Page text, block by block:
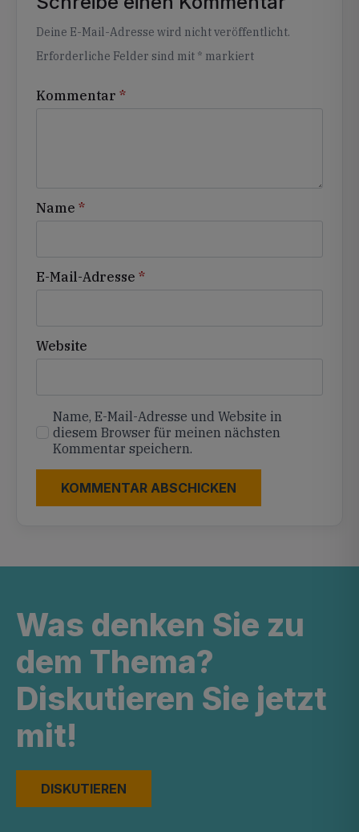
Deine E-Mail-Adresse wird nicht veröffentlicht.
Erforderliche Felder sind mit * markiert
Kommentar *
Name *
E-Mail-Adresse *
Website
Name, E-Mail-Adresse und Website in
diesem Browser für meinen nächsten
Kommentar speichern.
Alternative:
Was denken Sie zu
dem Thema?
Diskutieren Sie jetzt
mit!
DISKUTIEREN